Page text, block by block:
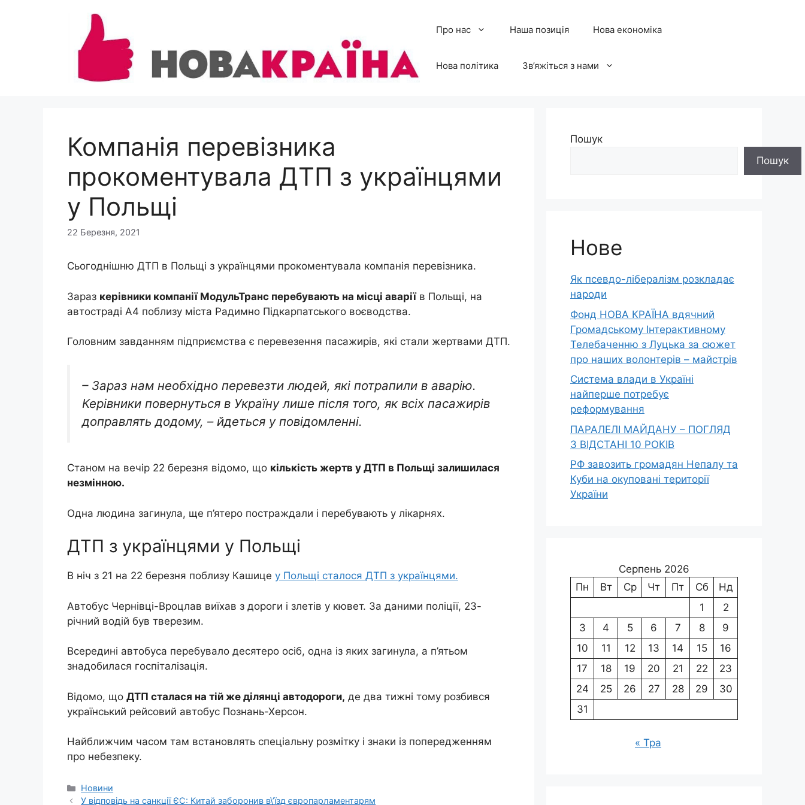
Про нас Наша позиція Нова економіка
Нова політика Зв’яжіться з нами
Компанія перевізника
прокоментувала ДТП з українцями
у Польщі
22 Березня, 2021
Сьогоднішню ДТП в Польщі з українцями прокоментувала компанія перевізника.
Зараз керівники компанії МодульТранс перебувають на місці аваріїв Польщі, на
автостраді A4 поблизу міста Радимно Підкарпатського воєводства.
Головним завданням підприємства є перевезення пасажирів, які стали жертвами ДТП.
– Зараз нам необхідно перевезти людей, які потрапили в аварію.
Керівники повернуться в Україну лише після того, як всіх пасажирів
доправлять додому, – йдеться у повідомленні.
Станом на вечір 22 березня відомо, що кількість жертв у ДТП в Польщі залишилася
незмінною.
Одна людина загинула, ще п’ятеро постраждали і перебувають у лікарнях.
ДТП з українцями у Польщі
В ніч з 21 на 22 березня поблизу Кашице у Польщі сталося ДТП з українцями.
Автобус Чернівці-Вроцлав виїхав з дороги і злетів у кювет. За даними поліції, 23-
річний водій був тверезим.
Всередині автобуса перебувало десятеро осіб, одна із яких загинула, а п’ятьом
знадобилася госпіталізація.
Відомо, що ДТП сталася на тій же ділянці автодороги, де два тижні тому розбився
український рейсовий автобус Познань-Херсон.
Найближчим часом там встановлять спеціальну розмітку і знаки із попередженням
про небезпеку.
Категорії
Новини
У відповідь на санкції ЄС: Китай заборонив в\’їзд європарламентарям
Пошук
Пошук
Нове
Як псевдо-лібералізм розкладає
народи
Фонд НОВА КРАЇНА вдячний
Громадському Інтерактивному
Телебаченню з Луцька за сюжет
про наших волонтерів – майстрів
Система влади в Україні
найперше потребує
реформування
ПАРАЛЕЛІ МАЙДАНУ – ПОГЛЯД
З ВІДСТАНІ 10 РОКІВ
РФ завозить громадян Непалу та
Куби на окуповані території
України
Серпень 2026
Пн
Вт Ср Чт Пт Сб
Нд
1
2
3
4 5 6 7 8
9
10
11 12 13 14 15
16
17
18 19 20 21 22
23
24
25 26 27 28 29
30
31
« Тра